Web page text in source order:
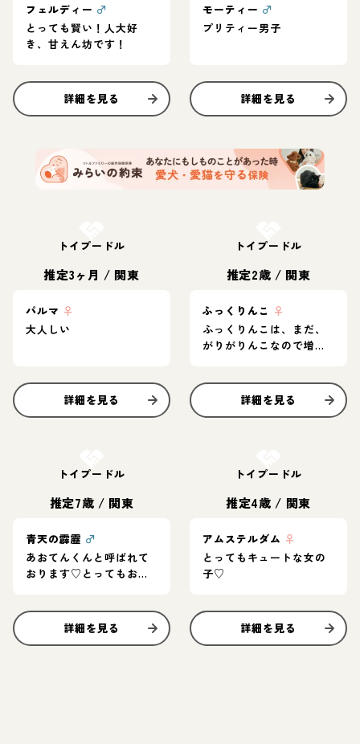
フェルディー ♂
とっても賢い！人大好
き、甘えん坊です！
詳細を見る
モーティー ♂
プリティー男子
詳細を見る
トイプードル
推定3ヶ月 / 関東
パルマ ♀
大人しい
詳細を見る
トイプードル
推定2歳 / 関東
ふっくりんこ ♀
ふっくりんこは、まだ、
がりがりんこなので増量
詳細を見る
トイプードル
推定7歳 / 関東
青天の霹靂 ♂
あおてんくんと呼ばれて
おります♡とってもおと
詳細を見る
トイプードル
推定4歳 / 関東
アムステルダム ♀
とってもキュートな女の
子♡
詳細を見る